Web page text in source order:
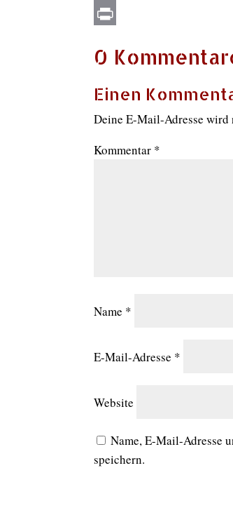
Email
0
Einen
Deine E-Mail-Adresse
Kommentar *
Name *
E-Mail-Adresse *
Website
Name, E-Mail-Adresse
speichern.